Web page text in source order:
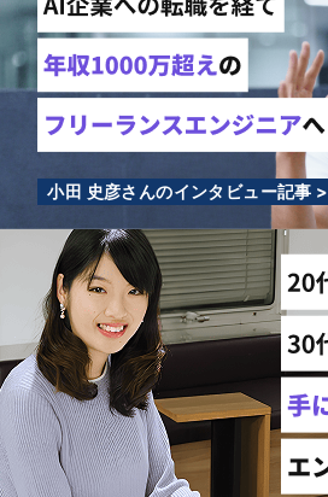
小田 史彦さんのインタビュー記事 >